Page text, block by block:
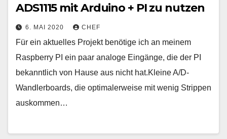
ADS1115 mit Arduino + PI zu nutzen
6. MAI 2020 CHEF
Für ein aktuelles Projekt benötige ich an meinem
Raspberry PI ein paar analoge Eingänge, die der PI
bekanntlich von Hause aus nicht hat.Kleine A/D-
Wandlerboards, die optimalerweise mit wenig Strippen
auskommen…